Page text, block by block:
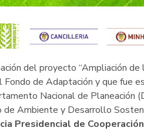
del proyecto “Ampliación
de Adaptación y que fue
Nacional de Planeación
de Ambiente y Desarrollo
Presidencial de